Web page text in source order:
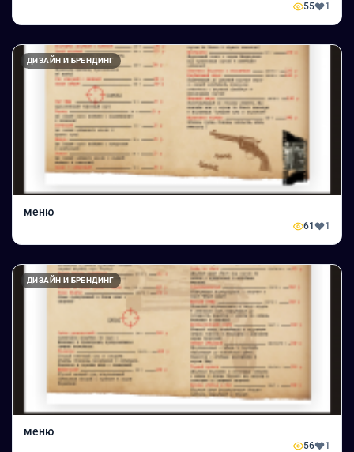
55 1
ДИЗАЙН И БРЕНДИНГ
меню
61 1
ДИЗАЙН И БРЕНДИНГ
меню
56 1